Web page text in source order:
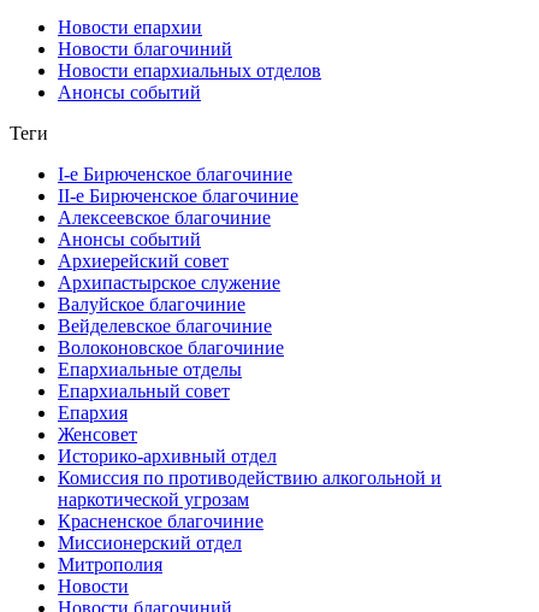
Новости епархии
Новости благочиний
Новости епархиальных отделов
Анонсы событий
Теги
I-е Бирюченское благочиние
II-е Бирюченское благочиние
Алексеевское благочиние
Анонсы событий
Архиерейский совет
Архипастырское служение
Валуйское благочиние
Вейделевское благочиние
Волоконовское благочиние
Епархиальные отделы
Епархиальный совет
Епархия
Женсовет
Историко-архивный отдел
Комиссия по противодействию алкогольной и
наркотической угрозам
Красненское благочиние
Миссионерский отдел
Митрополия
Новости
Новости благочиний